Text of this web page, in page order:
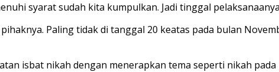
syarat sudah kita kumpulkan. Jadi tinggal
Paling tidak di tanggal 20 keatas pada bulan
isbat nikah dengan menerapkan tema seperti nikah pada